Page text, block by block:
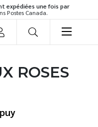
expédiées une fois par
Postes Canada.
ROSES